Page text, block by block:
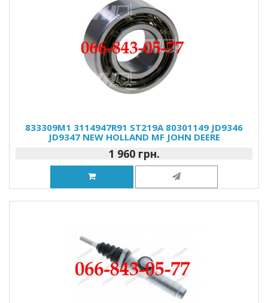
833309M1 3114947R91 ST219A 80301149 JD9346
JD9347 NEW HOLLAND MF JOHN DEERE
1 960 грн.